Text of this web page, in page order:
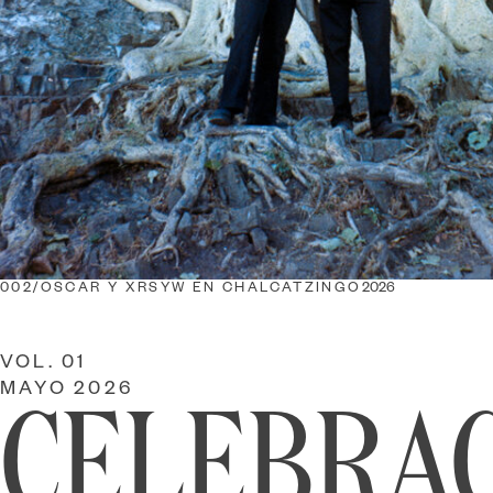
002/ OSCAR Y XRSYW EN CHALCATZINGO 2026
VOL.01
MAYO 2026